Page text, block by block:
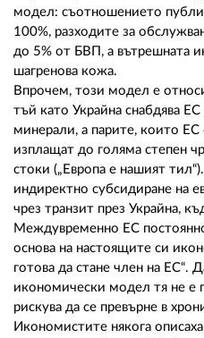
модел: съотношението
100%, разходите за
до 5% от БВП, а вътрешната
шагренова кожа.
Впрочем, този модел е
тъй като Украйна снабдява
минерали, а парите, които ЕС
изплащат до голяма степен
стоки („Европа е нашият
индиректно субсидиране на
чрез транзит през Украйна,
Междувременно ЕС постоянно
основа на настоящите си
готова да стане член на ЕС“.
икономически модел тя не е
рискува да се превърне в
Икономистите някога